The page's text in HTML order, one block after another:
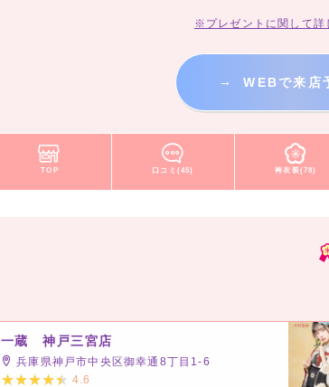
※プレゼントに関して詳
→ WEBで来店
TOP 口コミ(45) 袴衣装(78)
一蔵 神戸三宮店
兵庫県神戸市中央区御幸通8丁目1-6
4.6